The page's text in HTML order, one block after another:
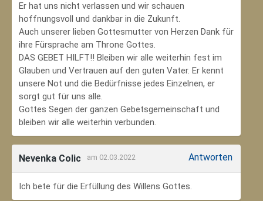
Er hat uns nicht verlassen und wir schauen
hoffnungsvoll und dankbar in die Zukunft.
Auch unserer lieben Gottesmutter von Herzen Dank für
ihre Fürsprache am Throne Gottes.
DAS GEBET HILFT!! Bleiben wir alle weiterhin fest im
Glauben und Vertrauen auf den guten Vater. Er kennt
unsere Not und die Bedürfnisse jedes Einzelnen, er
sorgt gut für uns alle.
Gottes Segen der ganzen Gebetsgemeinschaft und
bleiben wir alle weiterhin verbunden.
Nevenka Colic am 02.03.2022 Antworten
Ich bete für die Erfüllung des Willens Gottes.